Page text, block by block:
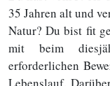
35 Jahren alt und
Natur? Du bist fit
mit beim
erforderlichen
Lebenslauf.